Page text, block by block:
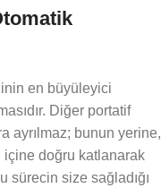
en büyüleyici
Diğer portatif
ayrılmaz; bunun yerine,
içine doğru katlanarak
sürecin size sağladığı